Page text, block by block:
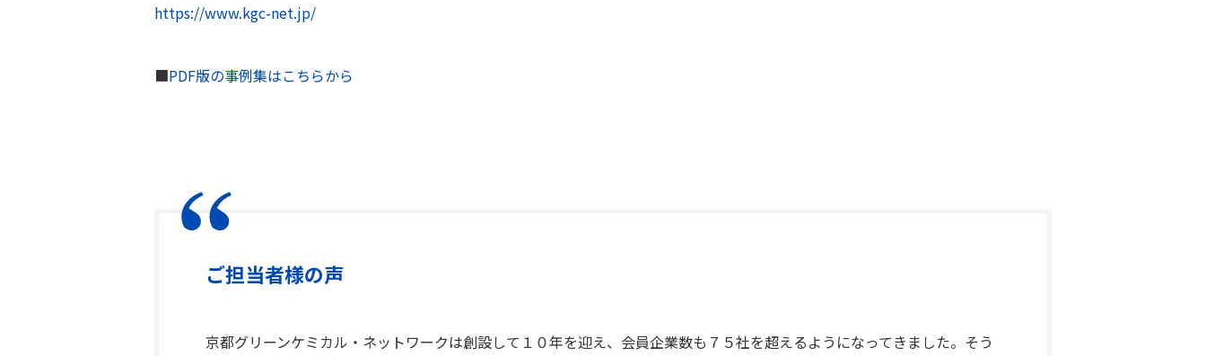
https://www.kgc-net.jp/
■PDF版の事例集はこちらから
ご担当者様の声
京都グリーンケミカル・ネットワークは創設して１０年を迎え、会員企業数も７５社を超えるようになってきました。そう